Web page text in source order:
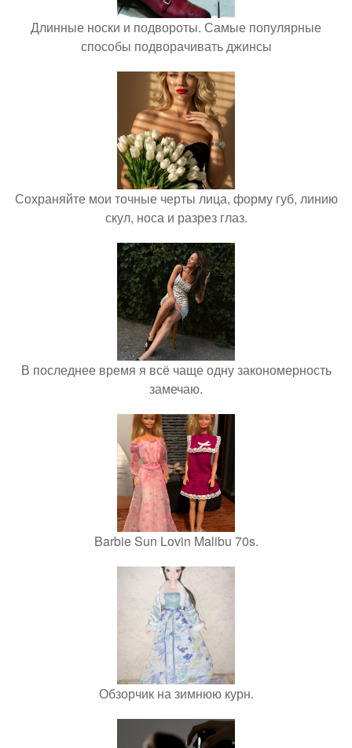
Длинные носки и подвороты. Самые популярные
способы подворачивать джинсы
Сохраняйте мои точные черты лица, форму губ, линию
скул, носа и разрез глаз.
В последнее время я всё чаще одну закономерность
замечаю.
Barbie Sun Lovin Malibu 70s.
Обзорчик на зимнюю курн.